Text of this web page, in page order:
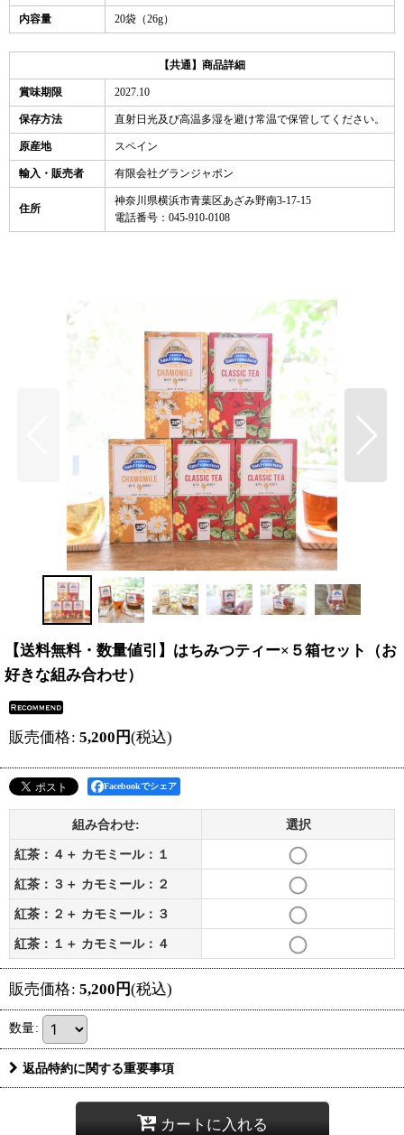
内容量 20袋（26g）
【共通】商品詳細
賞味期限 2027.10
保存方法 直射日光及び高温多湿を避け常温で保管してください。
原産地 スペイン
輸入・販売者 有限会社グランジャポン
住所
神奈川県横浜市青葉区あざみ野南3-17-15
電話番号：045-910-0108
【送料無料・数量値引】はちみつティー×５箱セット（お
好きな組み合わせ）
販売価格: 5,200 円(税込)
Facebookでシェア
組み合わせ: 選択
紅茶：４＋ カモミール：１
紅茶：３＋ カモミール：２
紅茶：２＋ カモミール：３
紅茶：１＋ カモミール：４
販売価格: 5,200 円(税込)
数量:
返品特約に関する重要事項
カートに入れる